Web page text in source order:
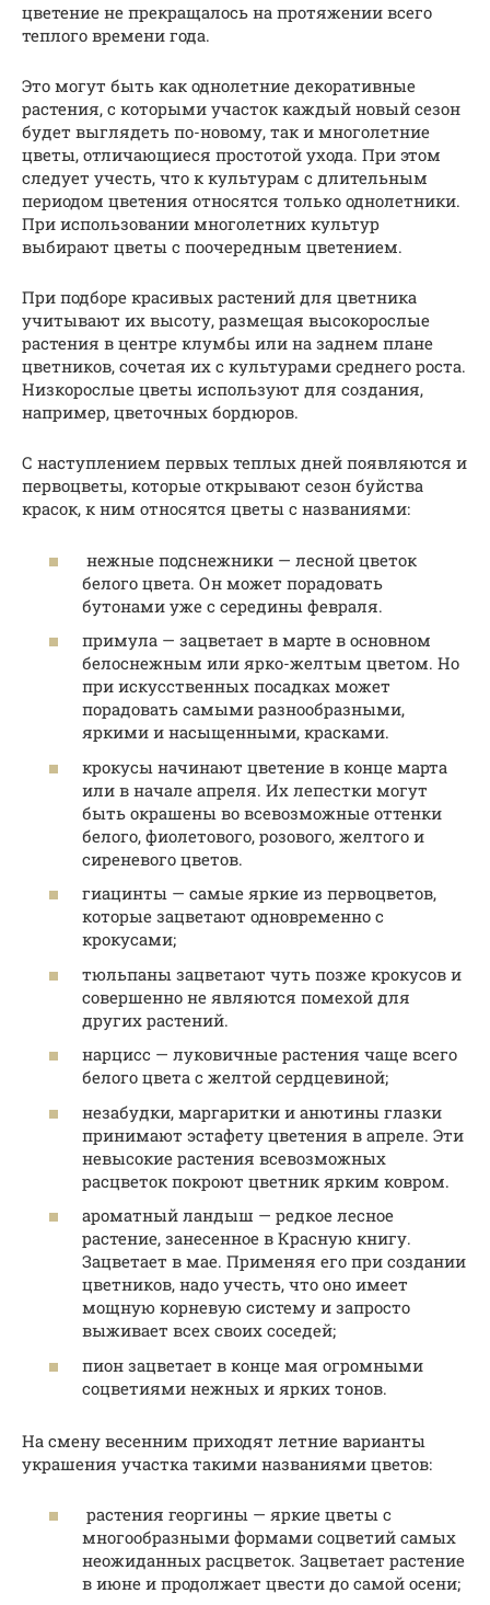
цветение не прекращалось на протяжении всего
теплого времени года.
Это могут быть как однолетние декоративные
растения, с которыми участок каждый новый сезон
будет выглядеть по-новому, так и многолетние
цветы, отличающиеся простотой ухода. При этом
следует учесть, что к культурам с длительным
периодом цветения относятся только однолетники.
При использовании многолетних культур
выбирают цветы с поочередным цветением.
При подборе красивых растений для цветника
учитывают их высоту, размещая высокорослые
растения в центре клумбы или на заднем плане
цветников, сочетая их с культурами среднего роста.
Низкорослые цветы используют для создания,
например, цветочных бордюров.
С наступлением первых теплых дней появляются и
первоцветы, которые открывают сезон буйства
красок, к ним относятся цветы с названиями:
нежные подснежники — лесной цветок
белого цвета. Он может порадовать
бутонами уже с середины февраля.
примула — зацветает в марте в основном
белоснежным или ярко-желтым цветом. Но
при искусственных посадках может
порадовать самыми разнообразными,
яркими и насыщенными, красками.
крокусы начинают цветение в конце марта
или в начале апреля. Их лепестки могут
быть окрашены во всевозможные оттенки
белого, фиолетового, розового, желтого и
сиреневого цветов.
гиацинты — самые яркие из первоцветов,
которые зацветают одновременно с
крокусами;
тюльпаны зацветают чуть позже крокусов и
совершенно не являются помехой для
других растений.
нарцисс — луковичные растения чаще всего
белого цвета с желтой сердцевиной;
незабудки, маргаритки и анютины глазки
принимают эстафету цветения в апреле. Эти
невысокие растения всевозможных
расцветок покроют цветник ярким ковром.
ароматный ландыш — редкое лесное
растение, занесенное в Красную книгу.
Зацветает в мае. Применяя его при создании
цветников, надо учесть, что оно имеет
мощную корневую систему и запросто
выживает всех своих соседей;
пион зацветает в конце мая огромными
соцветиями нежных и ярких тонов.
На смену весенним приходят летние варианты
украшения участка такими названиями цветов:
растения георгины — яркие цветы с
многообразными формами соцветий самых
неожиданных расцветок. Зацветает растение
в июне и продолжает цвести до самой осени;